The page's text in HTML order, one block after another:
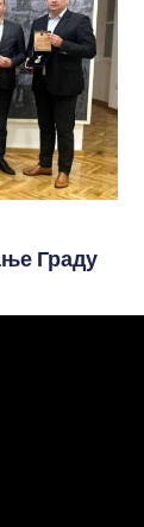
Граду